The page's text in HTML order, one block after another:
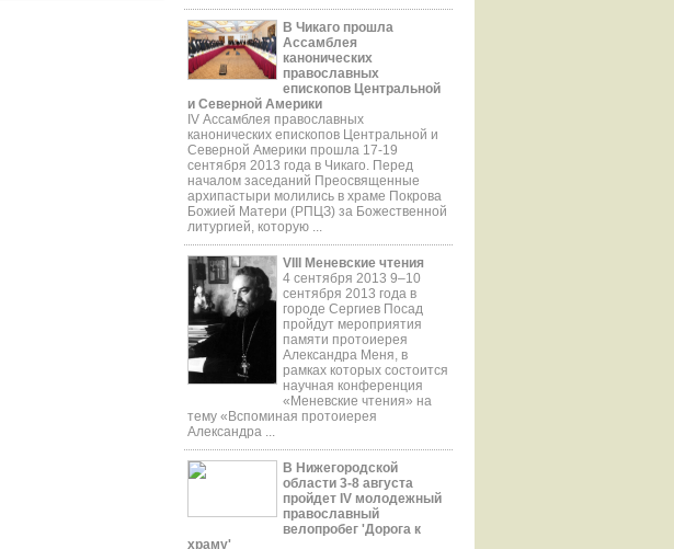
В Чикаго прошла
Ассамблея
канонических
православных
епископов Центральной
и Северной Америки
IV Ассамблея православных
канонических епископов Центральной и
Северной Америки прошла 17-19
сентября 2013 года в Чикаго. Перед
началом заседаний Преосвященные
aрхипастыри молились в храме Покрова
Божией Матери (РПЦЗ) за Божественной
литургией, которую ...
VIII Меневские чтения
4 сентября 2013 9–10
сентября 2013 года в
городе Сергиев Посад
пройдут мероприятия
памяти протоиерея
Александра Меня, в
рамках которых состоится
научная конференция
«Меневские чтения» на
тему «Вспоминая протоиерея
Александра ...
В Нижегородской
области 3-8 августа
пройдет IV молодежный
православный
велопробег 'Дорога к
храму'